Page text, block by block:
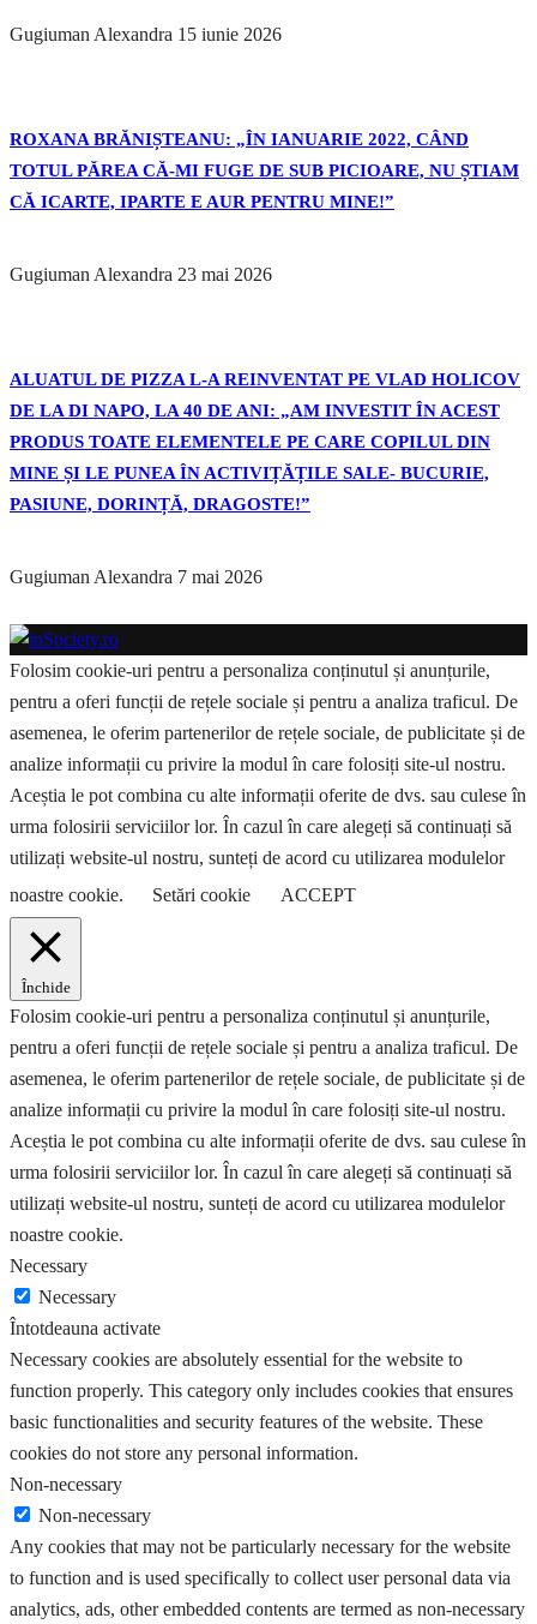
Gugiuman Alexandra 15 iunie 2026
ROXANA BRĂNIȘTEANU: „ÎN IANUARIE 2022, CÂND
TOTUL PĂREA CĂ-MI FUGE DE SUB PICIOARE, NU ȘTIAM
CĂ ICARTE, IPARTE E AUR PENTRU MINE!”
Gugiuman Alexandra 23 mai 2026
ALUATUL DE PIZZA L-A REINVENTAT PE VLAD HOLICOV
DE LA DI NAPO, LA 40 DE ANI: „AM INVESTIT ÎN ACEST
PRODUS TOATE ELEMENTELE PE CARE COPILUL DIN
MINE ȘI LE PUNEA ÎN ACTIVIȚĂȚILE SALE- BUCURIE,
PASIUNE, DORINȚĂ, DRAGOSTE!”
Gugiuman Alexandra 7 mai 2026
Folosim cookie-uri pentru a personaliza conținutul și anunțurile,
pentru a oferi funcții de rețele sociale și pentru a analiza traficul. De
asemenea, le oferim partenerilor de rețele sociale, de publicitate și de
analize informații cu privire la modul în care folosiți site-ul nostru.
Aceștia le pot combina cu alte informații oferite de dvs. sau culese în
urma folosirii serviciilor lor. În cazul în care alegeți să continuați să
utilizați website-ul nostru, sunteți de acord cu utilizarea modulelor
noastre cookie.
Setări cookie ACCEPT
Închide
Folosim cookie-uri pentru a personaliza conținutul și anunțurile,
pentru a oferi funcții de rețele sociale și pentru a analiza traficul. De
asemenea, le oferim partenerilor de rețele sociale, de publicitate și de
analize informații cu privire la modul în care folosiți site-ul nostru.
Aceștia le pot combina cu alte informații oferite de dvs. sau culese în
urma folosirii serviciilor lor. În cazul în care alegeți să continuați să
utilizați website-ul nostru, sunteți de acord cu utilizarea modulelor
noastre cookie.
Necessary
Necessary
Întotdeauna activate
Necessary cookies are absolutely essential for the website to
function properly. This category only includes cookies that ensures
basic functionalities and security features of the website. These
cookies do not store any personal information.
Non-necessary
Non-necessary
Any cookies that may not be particularly necessary for the website
to function and is used specifically to collect user personal data via
analytics, ads, other embedded contents are termed as non-necessary